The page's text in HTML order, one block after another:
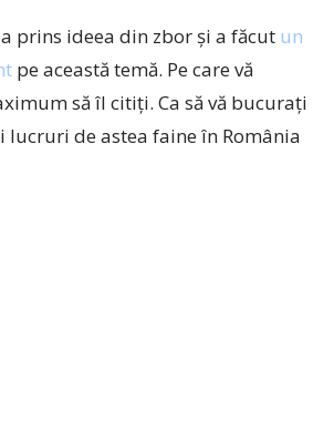
prins ideea din zbor și a făcut un
pe această temă. Pe care vă
să îl citiți. Ca să vă bucurați
lucruri de astea faine în România